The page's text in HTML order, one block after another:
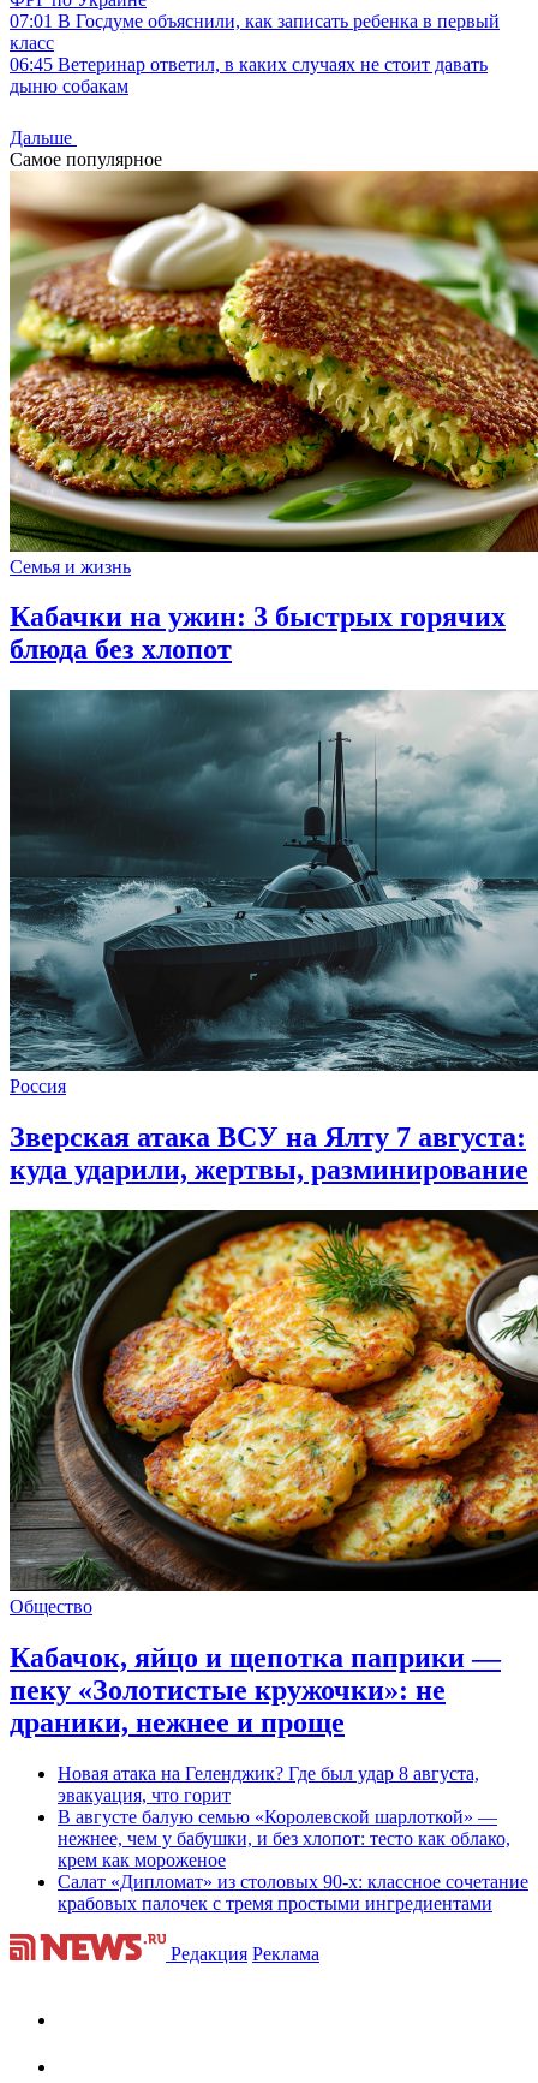
07:01 В Госдуме объяснили, как записать ребенка в первый
класс
06:45 Ветеринар ответил, в каких случаях не стоит давать
дыню собакам
Дальше
Самое популярное
Семья и жизнь
Кабачки на ужин: 3 быстрых горячих
блюда без хлопот
Россия
Зверская атака ВСУ на Ялту 7 августа:
куда ударили, жертвы, разминирование
Общество
Кабачок, яйцо и щепотка паприки —
пеку «Золотистые кружочки»: не
драники, нежнее и проще
Новая атака на Геленджик? Где был удар 8 августа,
эвакуация, что горит
В августе балую семью «Королевской шарлоткой» —
нежнее, чем у бабушки, и без хлопот: тесто как облако,
крем как мороженое
Салат «Дипломат» из столовых 90-х: классное сочетание
крабовых палочек с тремя простыми ингредиентами
Редакция Реклама